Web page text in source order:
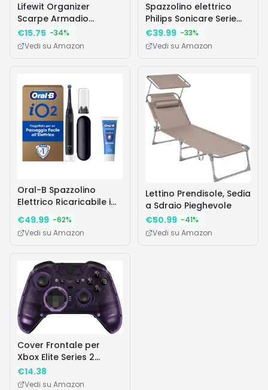
Lifewit Organizer
Scarpe Armadio
Pieghevole, Scatole per
Scarpe Salvaspazio con
Paia, Shoes Organizer
e Manici Rinforzati,
Grigio
€15.75 -34%
Vedi su Amazon
Spazzolino elettrico
Philips Sonicare Serie
3100 - Spazzolino
sonico con sensore di
EasyStart, SmarTimer,
autonomia 14 giorni,
custodia, verde bosco,
HX4033/26, [Nuovo]
€39.99 -33%
Vedi su Amazon
Oral-B Spazzolino
Elettrico Ricaricabile iO
2, 1 Spazzolino Elettrico,
1 Testina Di Ricambio,
Custodia Da Viaggio,
Supporto per testine + 1
Dentifricio Oral-B Pro,
Pulizia Denti, Nero
€49.99 -62%
Vedi su Amazon
Lettino Prendisole, Sedia
a Sdraio Pieghevole
€50.99 -41%
Vedi su Amazon
Cover Frontale per
Xbox Elite Series 2
Controller Model
1797,Custodia
€14.38
Vedi su Amazon